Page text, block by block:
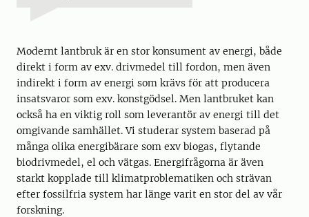
Modernt lantbruk är en stor konsument av energi, både
direkt i form av exv. drivmedel till fordon, men även
indirekt i form av energi som krävs för att producera
insatsvaror som exv. konstgödsel. Men lantbruket kan
också ha en viktig roll som leverantör av energi till det
omgivande samhället. Vi studerar system baserad på
många olika energibärare som exv biogas, flytande
biodrivmedel, el och vätgas. Energifrågorna är även
starkt kopplade till klimatproblematiken och strävan
efter fossilfria system har länge varit en stor del av vår
forskning.